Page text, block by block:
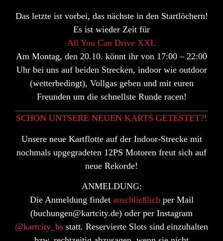
Das letzte ist vorbei, das nächste in den Startlöchern!
Es ist wieder Zeit für
All You Can Drive XXL
Am Montag, den 20.10. könnt ihr von 17:00 – 22:00
Uhrbei uns auf beiden Strecken, indoor wie outdoor
(wetterbedingt), Vollgas geben und mit euren
Freunden um die schnellste Runde racen!
SCHON UNTSERE NEUEN KARTS GETESTET?!
Unsere neue Kartflotteauf der Indoor-Strecke mit
nochmals upgegradeten 12PS Motoren freut sich auf
neue Rekorde!
ANMELDUNG:
Die Anmeldung findet auschließlich per Mail
(buchungen@kartcity.de) oder per Instagram
@kartcity_bs statt. Reservierte Slots sind einzuhalten